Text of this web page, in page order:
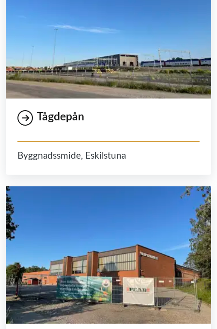
Tågdepån
Byggnadssmide, Eskilstuna